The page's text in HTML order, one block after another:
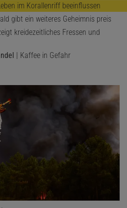
im Korallenriff beeinflussen
gibt ein weiteres Geheimnis preis
kreidezeitliches Fressen und
| Kaffee in Gefahr